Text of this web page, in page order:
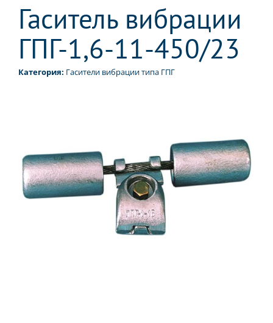
Гаситель вибрации
ГПГ-1,6-11-450/23
Категория: Гасители вибрации типа ГПГ